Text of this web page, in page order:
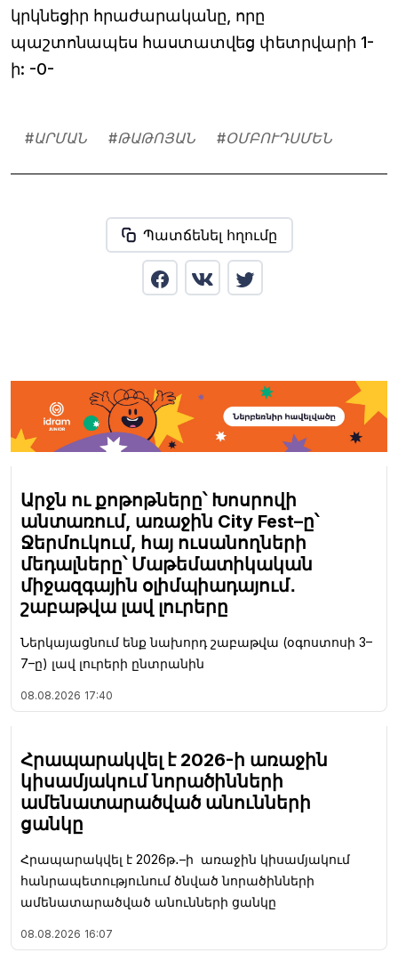
կրկնեցիր հրաժարականը, որը
պաշտոնապես հաստատվեց փետրվարի 1-
ի: -0-
#ԱՐՄԱՆ #ԹԱԹՈՅԱՆ #ՕՄԲՈՒԴՍՄԵՆ
Պատճենել հղումը
Արջն ու քոթոթները՝ Խոսրովի
անտառում, առաջին City Fest–ը՝
Ջերմուկում, հայ ուսանողների
մեդալները՝ Մաթեմատիկական
միջազգային օլիմպիադայում․
շաբաթվա լավ լուրերը
Ներկայացնում ենք նախորդ շաբաթվա (օգոստոսի 3–
7–ը) լավ լուրերի ընտրանին
08.08.2026 17:40
Հրապարակվել է 2026-ի առաջին
կիսամյակում նորածինների
ամենատարածված անունների
ցանկը
Հրապարակվել է 2026թ․–ի առաջին կիսամյակում
հանրապետությունում ծնված նորածինների
ամենատարածված անունների ցանկը
08.08.2026 16:07